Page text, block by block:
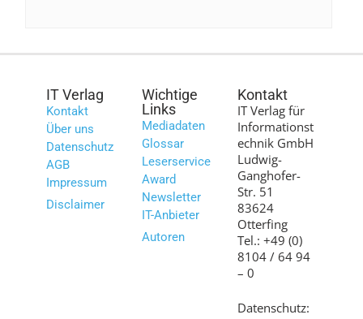
IT Verlag
Kontakt
Über uns
Datenschutz
AGB
Impressum
Disclaimer
Wichtige
Links
Mediadaten
Glossar
Leserservice
Award
Newsletter
IT-Anbieter
Autoren
Kontakt
IT Verlag für
Informationst
echnik GmbH
Ludwig-
Ganghofer-
Str. 51
83624
Otterfing
Tel.: +49 (0)
8104 / 64 94
– 0
Datenschutz: